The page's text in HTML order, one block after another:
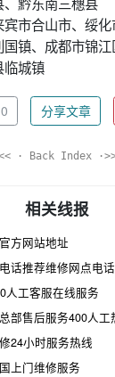
市合山市、绥
镇、成都市锦江
临城镇
0 分享文章
· Back Index
相关线报
方网站地址
话推荐维修网点电话
人工客服在线服务
售后服务400人工热线/
24小时服务热线
上门维修服务